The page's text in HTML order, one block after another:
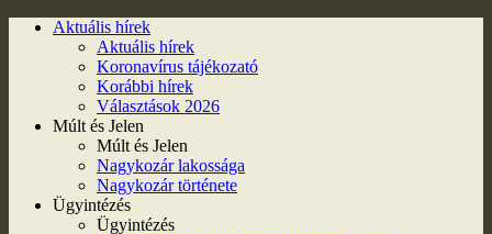
Aktuális hírek
Aktuális hírek
Koronavírus tájékozató
Korábbi hírek
Választások 2026
Múlt és Jelen
Múlt és Jelen
Nagykozár lakossága
Nagykozár története
Ügyintézés
Ügyintézés